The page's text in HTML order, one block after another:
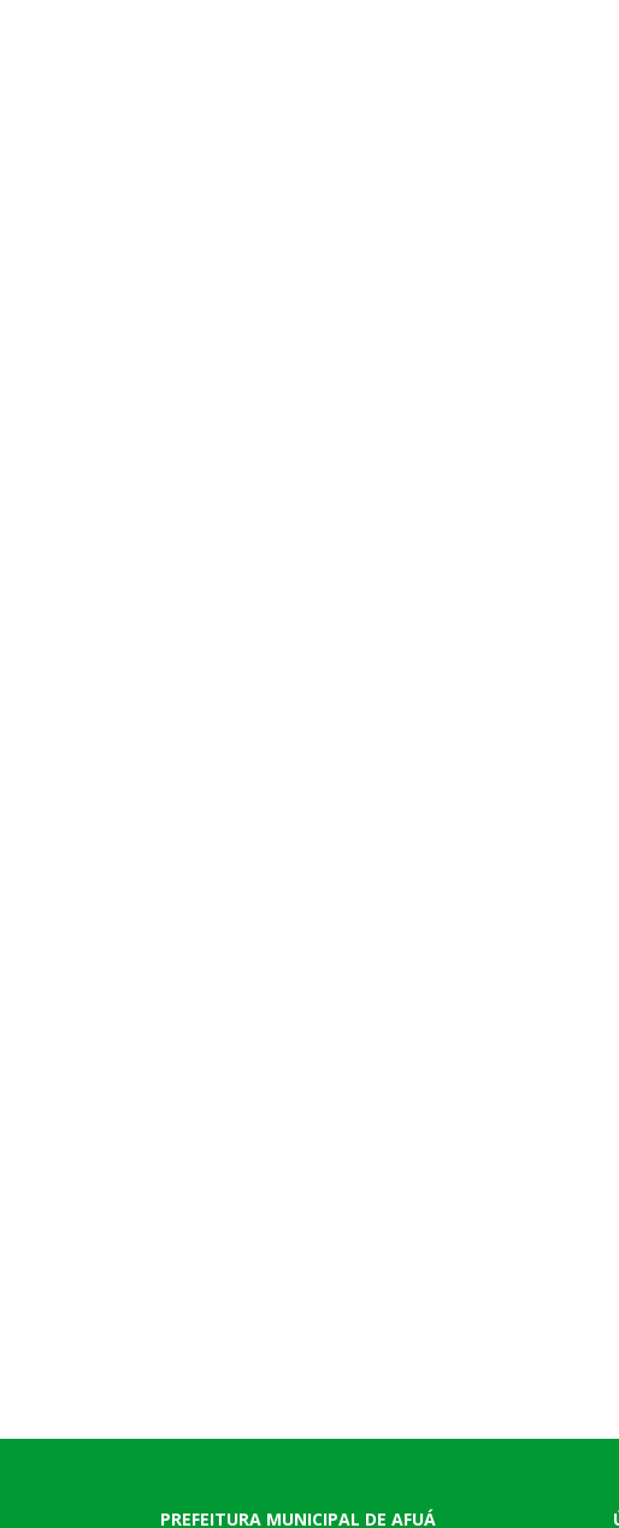
PREFEITURA MUNICIPAL DE AFUÁ